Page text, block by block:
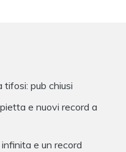
tifosi: pub chiusi
e nuovi record a
e un record